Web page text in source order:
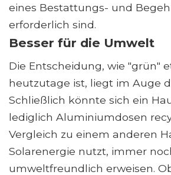
eines Bestattungs- und
erforderlich sind.
Besser für die Umwelt
Die Entscheidung, wie "grün"
heutzutage ist, liegt im Auge
Schließlich könnte sich ein
lediglich Aluminiumdosen
Vergleich zu einem anderen
Solarenergie nutzt, immer
umweltfreundlich erweisen.